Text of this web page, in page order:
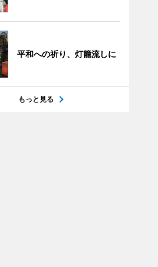
平和への祈り、灯籠流しに
もっと見る